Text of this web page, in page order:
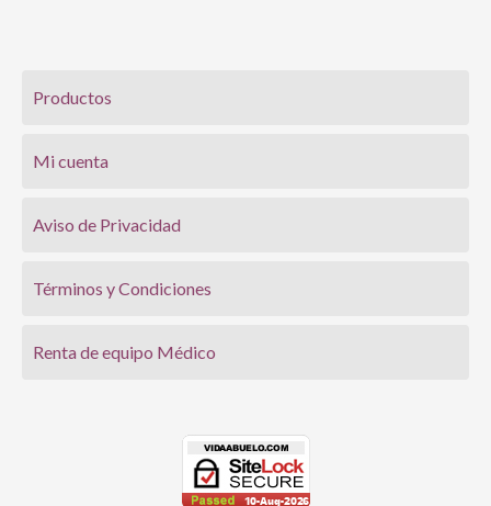
Productos
Mi cuenta
Aviso de Privacidad
Términos y Condiciones
Renta de equipo Médico